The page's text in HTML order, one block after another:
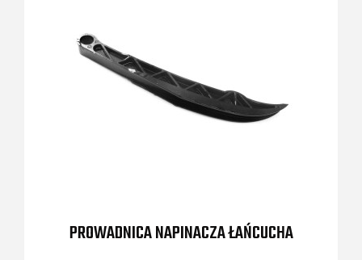
PROWADNICA NAPINACZA ŁAŃCUCHA